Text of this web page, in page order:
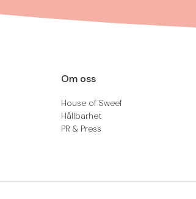
Om oss
House of Sweef
Hållbarhet
PR & Press